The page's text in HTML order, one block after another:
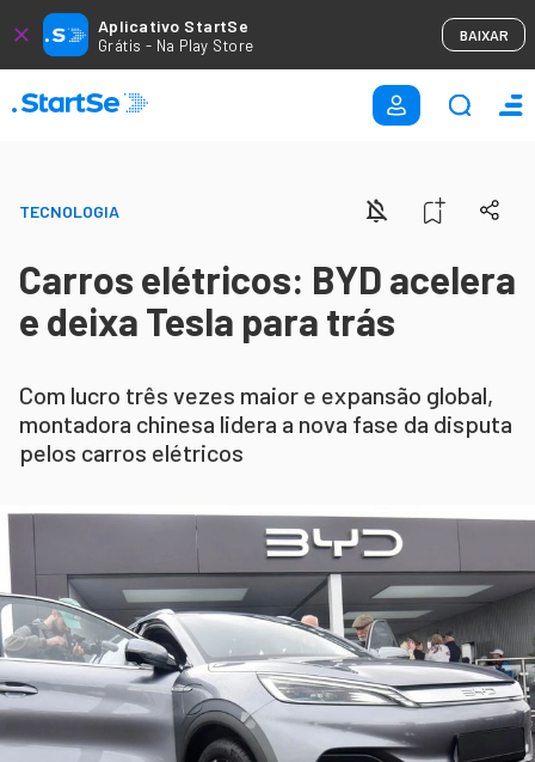
Aplicativo StartSe
Grátis - Na Play Store
BAIXAR
TECNOLOGIA
Carros elétricos: BYD acelera
e deixa Tesla para trás
Com lucro três vezes maior e expansão global,
montadora chinesa lidera a nova fase da disputa
pelos carros elétricos